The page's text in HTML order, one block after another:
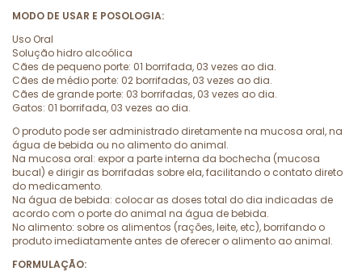
MODO DE USAR E POSOLOGIA:
Uso Oral
Solução hidro alcoólica
Cães de pequeno porte: 01 borrifada, 03 vezes ao dia.
Cães de médio porte: 02 borrifadas, 03 vezes ao dia.
Cães de grande porte: 03 borrifadas, 03 vezes ao dia.
Gatos: 01 borrifada, 03 vezes ao dia.
O produto pode ser administrado diretamente na mucosa oral, na
água de bebida ou no alimento do animal.
Na mucosa oral: expor a parte interna da bochecha (mucosa
bucal) e dirigir as borrifadas sobre ela, facilitando o contato direto
do medicamento.
Na água de bebida: colocar as doses total do dia indicadas de
acordo com o porte do animal na água de bebida.
No alimento: sobre os alimentos (rações, leite, etc), borrifando o
produto imediatamente antes de oferecer o alimento ao animal.
FORMULAÇÃO: